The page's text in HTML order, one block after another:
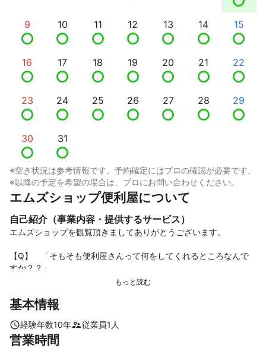
9 10 11 12 13 14 15
16 17 18 19 20 21 22
23 24 25 26 27 28 29
30 31
※空き状況は参考情報です。予約確定にはプロの確認が必要です。
※以降の予定を希望の場合は、プロにお問い合わせください。
エムズショップ便利屋について
自己紹介（事業内容・提供するサービス）
エムズショップを観覧頂きましてありがとうございます。
【Q】　「そもそも便利屋さんって何をしてくれるところなんで
すか？？」
【A】　簡単にいうと何でもやってくれるところです！ですが…誤
「私どもができてお客様が喜んでいただけることは何で
基本情報
経験年数10年 従業員1 人
営業時間